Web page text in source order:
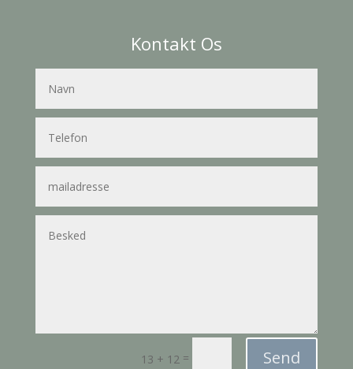
Kontakt Os
13 + 12 = Send